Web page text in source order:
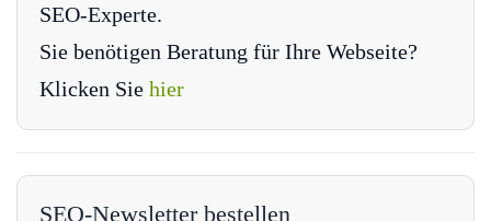
SEO-Experte.
Sie benötigen Beratung für Ihre Webseite?
Klicken Sie hier
SEO-Newsletter bestellen